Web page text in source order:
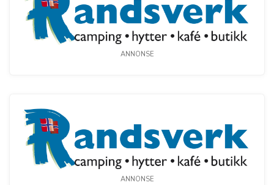
ANNONSE
ANNONSE